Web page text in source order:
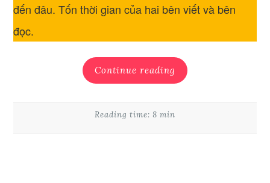
đến đâu. Tốn thời gian của hai bên viết và bên
đọc.
Continue reading
Reading time: 8 min